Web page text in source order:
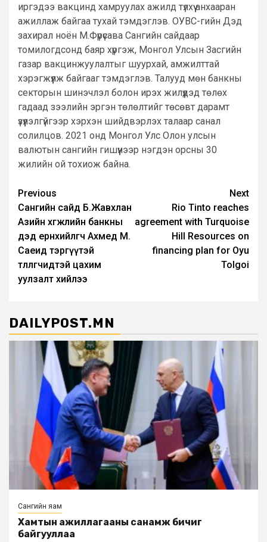
иргэдээ вакцинд хамруулах ажилд түлхүү анхааран
ажиллаж байгаа тухай тэмдэглэв. ОУВС-гийн Дэд
захирал ноён М.Фүрүсава Сангийн сайдаар
томилогдсонд баяр хүргэж, Монгол Улсын Засгийн
газар вакцинжуулалтыг шуурхай, амжилттай
хэрэгжүүлж байгааг тэмдэглэв. Талууд мөн банкны
секторын шинэчлэл болон ирэх жилүүдэд төлөх
гадаад зээлийн эргэн төлөлтийг төсөвт дарамт
үзүүлэлгүйгээр хэрхэн шийдвэрлэх талаар санал
солилцов. 2021 онд Монгол Улс Олон улсын
валютын сангийн гишүүнээр нэгдэн орсны 30
жилийн ой тохиож байна.
Post
navigation
Previous
Сангийн сайд Б.Жавхлан
Азийн хөгжлийн банкны
дэд ерөнхийлөгч Ахмед М.
Саеид тэргүүтэй
төлөөлөгчидтэй цахим
уулзалт хийлээ
Next
Rio Tinto reaches
agreement with Turquoise
Hill Resources on
financing plan for Oyu
Tolgoi
DAILYPOST.MN
Сангийн яам
Хамтын ажиллагааны санамж бичиг
байгууллаа